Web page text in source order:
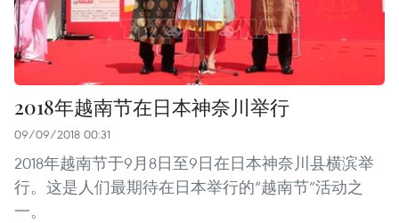
2018年越南节在日本神奈川举行
09/09/2018 00:31
2018年越南节于9月8日至9日在日本神奈川县横滨举
行。这是人们最期待在日本举行的“越南节”活动之
一。